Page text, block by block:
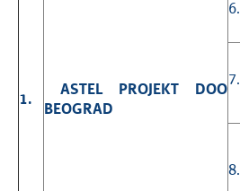
1.
ASTEL PROJEKT DOO
BEOGRAD
6.
7.
8.